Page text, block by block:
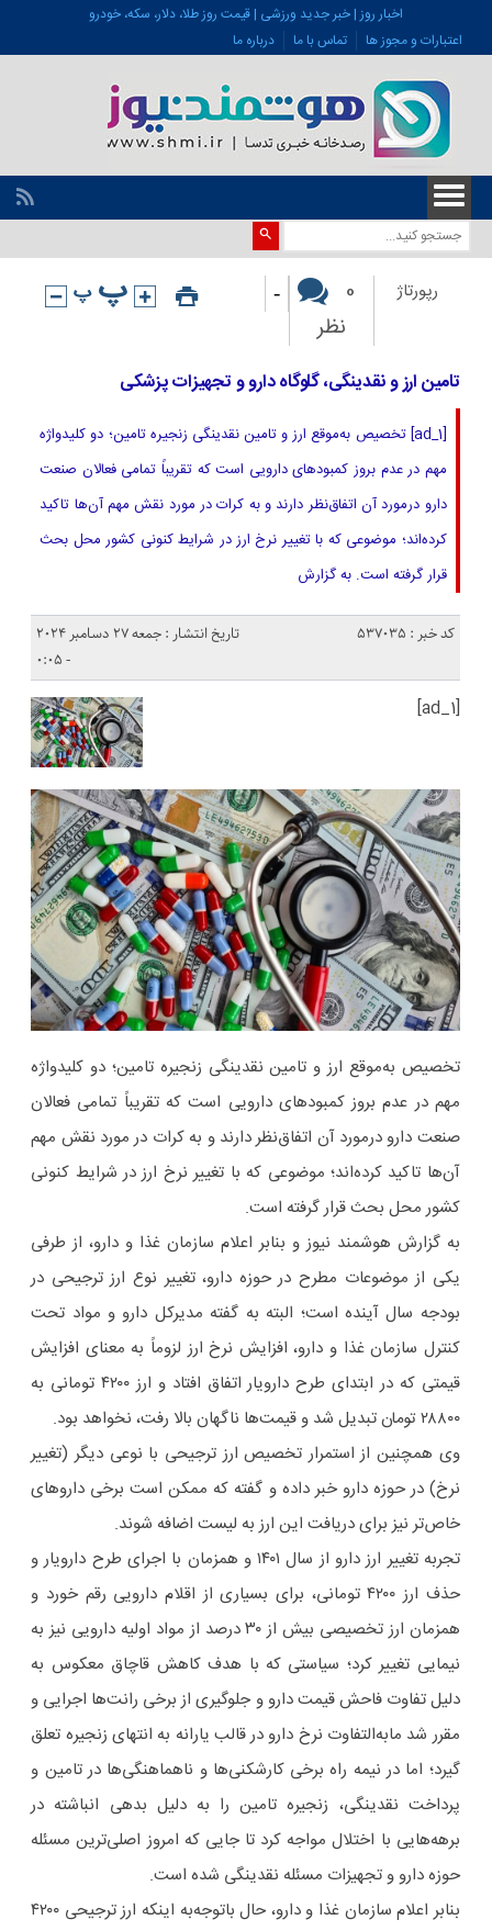
اخبار روز | خبر جدید ورزشی | قیمت روز طلا، دلار، سکه، خودرو
اعتبارات و مجوز ها
تماس با ما درباره ما
رپورتاژ
0
نظر
-
تامین ارز و نقدینگی، گلوگاه دارو و تجهیزات پزشکی
[ad_1] تخصیص به‌موقع ارز و تامین نقدینگی زنجیره تامین؛ دو کلیدواژه
مهم در عدم بروز کمبودهای دارویی است که تقریباً تمامی فعالان صنعت
دارو درمورد آن‌ اتفاق‌نظر دارند و به‌ کرات در مورد نقش مهم آن‌ها تاکید
کرده‌اند؛ موضوعی که با تغییر نرخ ارز در شرایط کنونی کشور محل بحث
قرار گرفته است. به گزارش
کد خبر : 537035
تاریخ انتشار : جمعه 27 دسامبر 2024
- 0:05
[ad_1]
تخصیص به‌موقع ارز و تامین نقدینگی زنجیره تامین؛ دو کلیدواژه
مهم در عدم بروز کمبودهای دارویی است که تقریباً تمامی فعالان
صنعت دارو درمورد آن‌ اتفاق‌نظر دارند و به‌ کرات در مورد نقش مهم
آن‌ها تاکید کرده‌اند؛ موضوعی که با تغییر نرخ ارز در شرایط کنونی
کشور محل بحث قرار گرفته است.
به گزارش هوشمند نیوز و بنابر اعلام سازمان غذا و دارو، از طرفی
یکی از موضوعات مطرح در حوزه دارو، تغییر نوع ارز ترجیحی در
بودجه سال آینده است؛ البته به گفته مدیرکل دارو و مواد تحت
کنترل سازمان غذا و دارو، افزایش نرخ ارز لزوماً به معنای افزایش
قیمتی که در ابتدای طرح دارویار اتفاق افتاد و ارز ۴۲۰۰ تومانی به
۲۸۸۰۰ تومان تبدیل شد و قیمت‌ها ناگهان بالا رفت، نخواهد بود.
وی همچنین از استمرار تخصیص ارز ترجیحی با نوعی دیگر (تغییر
نرخ) در حوزه دارو خبر داده و گفته که ممکن است برخی داروهای
خاص‌تر نیز برای دریافت این ارز به لیست اضافه شوند.
تجربه تغییر ارز دارو از سال ۱۴۰۱ و همزمان با اجرای طرح دارویار و
حذف ارز ۴۲۰۰ تومانی، برای بسیاری از اقلام دارویی رقم خورد و
همزمان ارز تخصیصی بیش از ۳۰ درصد از مواد اولیه دارویی نیز به
نیمایی تغییر کرد؛ سیاستی که با هدف کاهش قاچاق معکوس به
دلیل تفاوت فاحش قیمت دارو و جلوگیری از برخی رانت‌ها اجرایی و
مقرر شد مابه‌التفاوت نرخ دارو در قالب یارانه به انتهای زنجیره تعلق
گیرد؛ اما در نیمه راه برخی کارشکنی‌ها و ناهماهنگی‌ها در تامین و
پرداخت نقدینگی، زنجیره تامین را به دلیل بدهی انباشته در
برهه‌هایی با اختلال مواجه کرد تا جایی که امروز اصلی‌ترین مسئله
حوزه دارو و تجهیزات مسئله نقدینگی شده است.
بنابر اعلام سازمان غذا و دارو، حال باتوجه‌به اینکه ارز ترجیحی ۴۲۰۰